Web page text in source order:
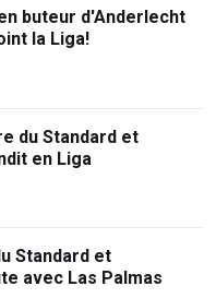
buteur d'Anderlecht
la Liga!
du Standard et
en Liga
Standard et
avec Las Palmas